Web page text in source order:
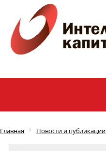
Главная Новости и публикации